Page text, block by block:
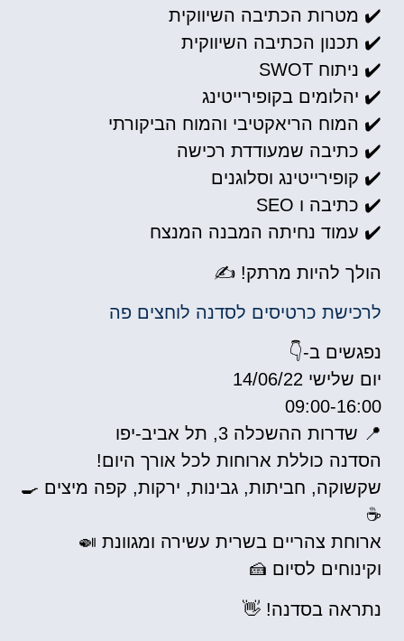
✔️ מטרות הכתיבה השיווקית
✔️ תכנון הכתיבה השיווקית
✔️ ניתוח SWOT
✔️ יהלומים בקופירייטינג
✔️ המוח הריאקטיבי והמוח הביקורתי
✔️ כתיבה שמעודדת רכישה
✔️ קופירייטינג וסלוגנים
✔️ כתיבה ו SEO
✔️ עמוד נחיתה המבנה המנצח
הולך להיות מרתק! ✍️
לרכישת כרטיסים לסדנה לוחצים פה
נפגשים ב-👇
יום שלישי 14/06/22
09:00-16:00
📍 שדרות ההשכלה 3, תל אביב-יפו​​
​הסדנה כוללת ארוחות לכל אורך היום!
שקשוקה, חביתות, גבינות, ירקות, קפה מיצים 🍳
☕️
ארוחת צהריים בשרית עשירה ומגוונת 🍛
וקינוחים לסיום 🍰
נתראה בסדנה! 👋